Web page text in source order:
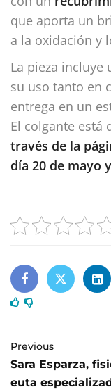
que aporta un
a la oxidación y
La pieza incluye
su uso tanto en
entrega en un
El colgante está
través de la
día 20 de mayo
Previous
Sara Esparza,
euta